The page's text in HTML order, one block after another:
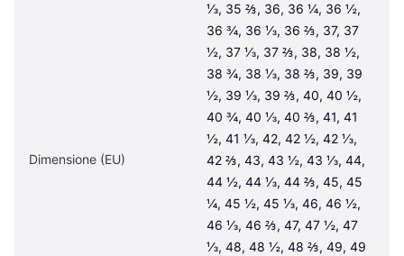
Dimensione (EU)
⅓, 35 ⅔, 36, 36 ¼, 36 ½,
36 ¾, 36 ⅓, 36 ⅔, 37, 37
½, 37 ⅓, 37 ⅔, 38, 38 ½,
38 ¾, 38 ⅓, 38 ⅔, 39, 39
½, 39 ⅓, 39 ⅔, 40, 40 ½,
40 ¾, 40 ⅓, 40 ⅔, 41, 41
½, 41 ⅓, 42, 42 ½, 42 ⅓,
42 ⅔, 43, 43 ½, 43 ⅓, 44,
44 ½, 44 ⅓, 44 ⅔, 45, 45
¼, 45 ½, 45 ⅓, 46, 46 ½,
46 ⅓, 46 ⅔, 47, 47 ½, 47
⅓, 48, 48 ½, 48 ⅔, 49, 49